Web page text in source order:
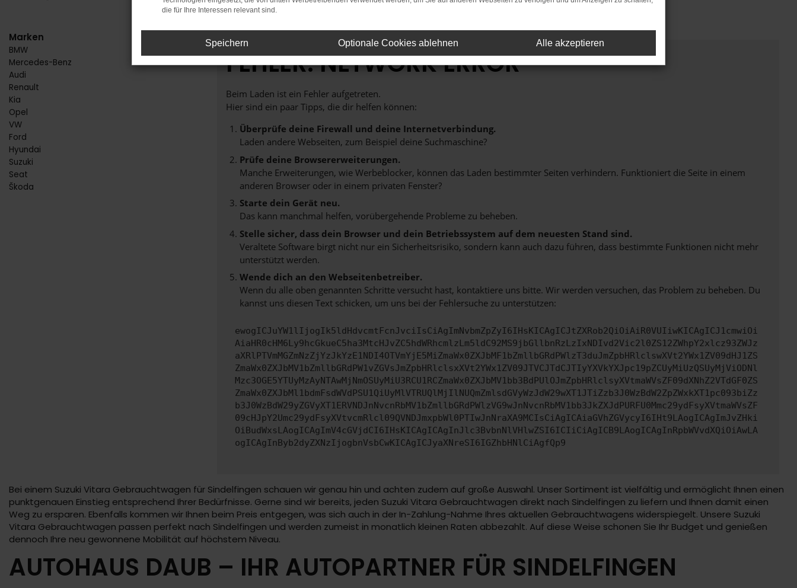
Marken
BMW
Mercedes-Benz
Audi
Renault
Kia
Opel
VW
Ford
Hyundai
Suzuki
Seat
Škoda
FEHLER: NETWORK ERROR
Beim Laden ist ein Fehler aufgetreten.
Hier sind ein paar Tipps, die dir helfen können:
Überprüfe deine Firewall und deine Internetverbindung.
Laden andere Webseiten, zum Beispiel deine Suchmaschine?
Prüfe deine Browsererweiterungen.
Manche Erweiterungen, wie Werbeblocker, können das Laden bestimmter Seiten verhindern. Funktioniert die Seite in einem
anderen Browser oder in einem privaten Fenster?
Starte dein Gerät neu.
Das kann manchmal helfen, vorübergehende Probleme zu beheben.
Stelle sicher, dass dein Browser und dein Betriebssystem auf dem neuesten Stand sind.
Veraltete Software birgt nicht nur ein Sicherheitsrisiko, sondern kann auch dazu führen, dass bestimmte Funktionen nicht mehr
unterstützt werden.
Wende dich an den Webseitenbetreiber.
Wenn du alle oben genannten Schritte versucht hast, kontaktiere uns bitte. Wir werden versuchen, das Problem zu beheben. Du
kannst uns diesen Text schicken, um uns bei der Fehlersuche zu unterstützen:
ewogICJuYW1lIjogIk5ldHdvcmtFcnJvciIsCiAgImNvbmZpZyI6IHsKICAgICJtZXRob2QiOiAiR0VUIiwKICAgICJ1cmwiOi
AiaHR0cHM6Ly9hcGkueC5ha3MtcHJvZC5hdWRhcmlzLm5ldC92MS9jbGllbnRzLzIxNDIvd2Vic2l0ZS12ZWhpY2xlcz93ZWJz
aXRlPTVmMGZmNzZjYzJkYzE1NDI4OTVmYjE5MiZmaWx0ZXJbMF1bZmllbGRdPWlzT3duJmZpbHRlclswXVt2YWx1ZV09dHJ1ZS
ZmaWx0ZXJbMV1bZmllbGRdPW1vZGVsJmZpbHRlclsxXVt2YWx1ZV09JTVCJTdCJTIyYXVkYXJpc19pZCUyMiUzQSUyMjViODNl
Mzc3OGE5YTUyMzAyNTAwMjNmOSUyMiU3RCU1RCZmaWx0ZXJbMV1bb3BdPUlOJmZpbHRlclsyXVtmaWVsZF09dXNhZ2VTdGF0ZS
ZmaWx0ZXJbMl1bdmFsdWVdPSU1QiUyMlVTRUQlMjIlNUQmZmlsdGVyWzJdW29wXT1JTiZzb3J0WzBdW2ZpZWxkXT1pc093biZz
b3J0WzBdW29yZGVyXT1ERVNDJnNvcnRbMV1bZmllbGRdPWlzVG9wJnNvcnRbMV1bb3JkZXJdPURFU0Mmc29ydFsyXVtmaWVsZF
09cHJpY2Umc29ydFsyXVtvcmRlcl09QVNDJmxpbWl0PTIwJnNraXA9MCIsCiAgICAiaGVhZGVycyI6IHt9LAogICAgImJvZHki
OiBudWxsLAogICAgImV4cGVjdCI6IHsKICAgICAgInJlc3BvbnNlVHlwZSI6ICIiCiAgICB9LAogICAgInRpbWVvdXQiOiAwLA
ogICAgInByb2dyZXNzIjogbnVsbCwKICAgICJyaXNreSI6IGZhbHNlCiAgfQp9
Bei einem Suzuki Vitara Gebrauchtwagen für Sindelfingen schauen wir genau hin und achten zudem auf große Auswahl. Unser Sortiment ist vielfältig und ermöglicht Ihnen einen
punktgenauen Einstieg entsprechend Ihrer Bedürfnisse. Gerne sind wir bereits, jeden Suzuki Vitara Gebrauchtwagen direkt nach Sindelfingen zu liefern und Ihnen damit einen
Weg zu ersparen. Ebenfalls kommen wir Ihnen beim Preis entgegen, was sich auch in der In-Zahlung-Nahme Ihres aktuellen Gebrauchtwagens widerspiegelt. Unsere Suzuki
Vitara Gebrauchtwagen passen perfekt nach Sindelfingen und werden zumeist in monatlich kleinen Raten abbezahlt. Auf diese Weise schonen Sie Ihr Budget und genießen
dennoch Ihre neu gewonnene Mobilität auf höchstem Niveau.
AUTOHAUS DAUB – IHR AUTOPARTNER FÜR SINDELFINGEN
die für Ihre Interessen relevant sind.
Speichern Optionale Cookies ablehnen Alle akzeptieren